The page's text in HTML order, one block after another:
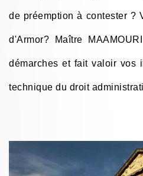
de préemption à contester ?
d'Armor? Maître
démarches et fait valoir vos
technique du droit